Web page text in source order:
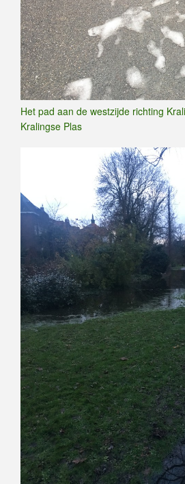
Het pad aan de westzijde richting
Kralingse Plas